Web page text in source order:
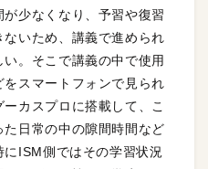
少なくなり、予習や復習
いため、講義で進められ
。そこで講義の中で使用
スマートフォンで見られ
カスプロに搭載して、こ
日常の中の隙間時間など
ISM側ではその学習状況